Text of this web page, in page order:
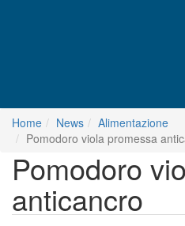
Home News
Alimentazione
Pomodoro viola promessa
Pomodoro
anticancro